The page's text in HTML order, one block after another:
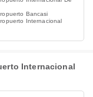
Bancasi
Internacional
Internacional